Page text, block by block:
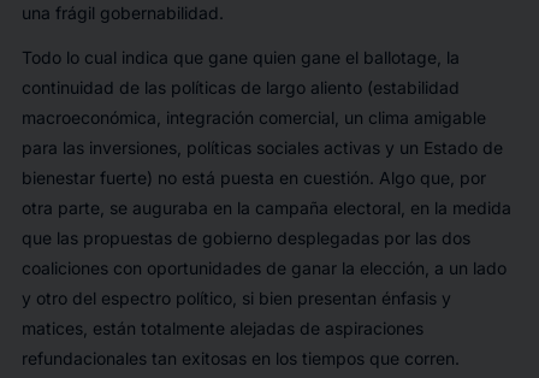
una frágil gobernabilidad.
Todo lo cual indica que gane quien gane el ballotage, la
continuidad de las políticas de largo aliento (estabilidad
macroeconómica, integración comercial, un clima amigable
para las inversiones, políticas sociales activas y un Estado de
bienestar fuerte) no está puesta en cuestión. Algo que, por
otra parte, se auguraba en la campaña electoral, en la medida
que las propuestas de gobierno desplegadas por las dos
coaliciones con oportunidades de ganar la elección, a un lado
y otro del espectro político, si bien presentan énfasis y
matices, están totalmente alejadas de aspiraciones
refundacionales tan exitosas en los tiempos que corren.